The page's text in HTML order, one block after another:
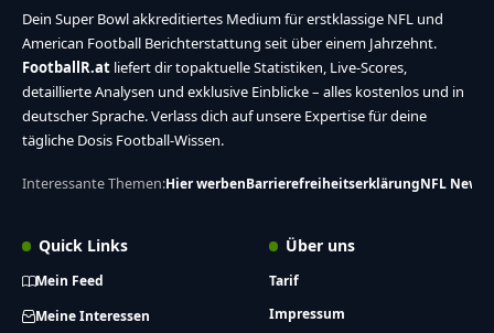
Dein Super Bowl akkreditiertes Medium für erstklassige NFL und
American Football Berichterstattung seit über einem Jahrzehnt.
FootballR.at liefert dir topaktuelle Statistiken, Live-Scores,
detaillierte Analysen und exklusive Einblicke – alles kostenlos und in
deutscher Sprache. Verlass dich auf unsere Expertise für deine
tägliche Dosis Football-Wissen.
Interessante Themen:Hier werbenBarrierefreiheitserklärungNFL News
Quick Links
Mein Feed
Meine Interessen
Über uns
Tarif
Impressum